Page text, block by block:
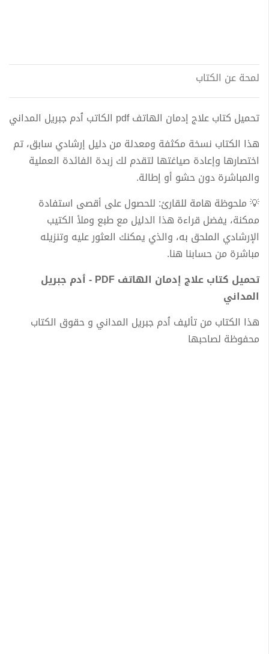
لمحة عن الكتاب
تحميل كتاب علاج إدمان الهاتف pdf الكاتب ٱدم جبريل المداني
هذا الكتاب نسخة مكثفة ومعدلة من دليل إرشادي سابق، تم
اختصارها وإعادة صياغتها لتقدم لك زبدة الفائدة العملية
والمباشرة دون حشو أو إطالة.
💡 ملحوظة هامة للقارئ: للحصول على أقصى استفادة
ممكنة، يفضل قراءة هذا الدليل مع طبع وملأ الكتيب
الإرشادي الملحق به، والذي يمكنك العثور عليه وتنزيله
مباشرة من حسابنا هنا.
تحميل كتاب علاج إدمان الهاتف PDF - ٱدم جبريل
المداني
هذا الكتاب من تأليف ٱدم جبريل المداني و حقوق الكتاب
محفوظة لصاحبها